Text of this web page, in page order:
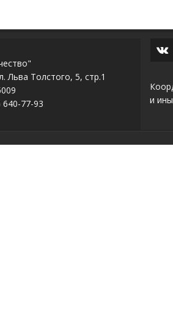
Льва Толстого, 5, стр.1
77-93
и